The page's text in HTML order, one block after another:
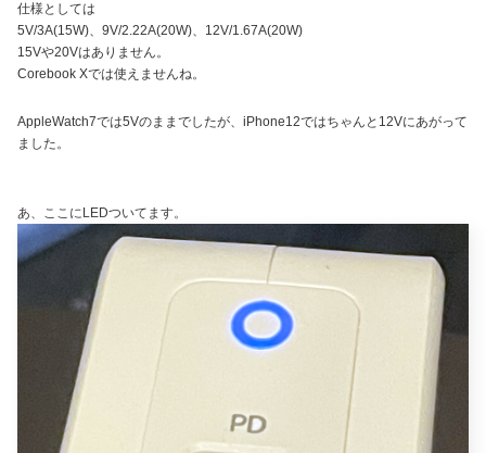
仕様としては
5V/3A(15W)、9V/2.22A(20W)、12V/1.67A(20W)
15Vや20Vはありません。
Corebook Xでは使えませんね。
AppleWatch7では5Vのままでしたが、iPhone12ではちゃんと12Vにあがって
ました。
あ、ここにLEDついてます。